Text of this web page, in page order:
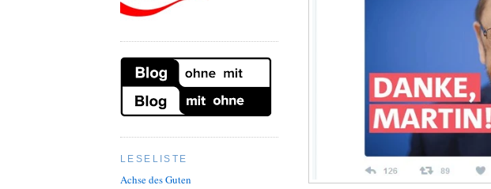
LESELISTE
Achse des Guten